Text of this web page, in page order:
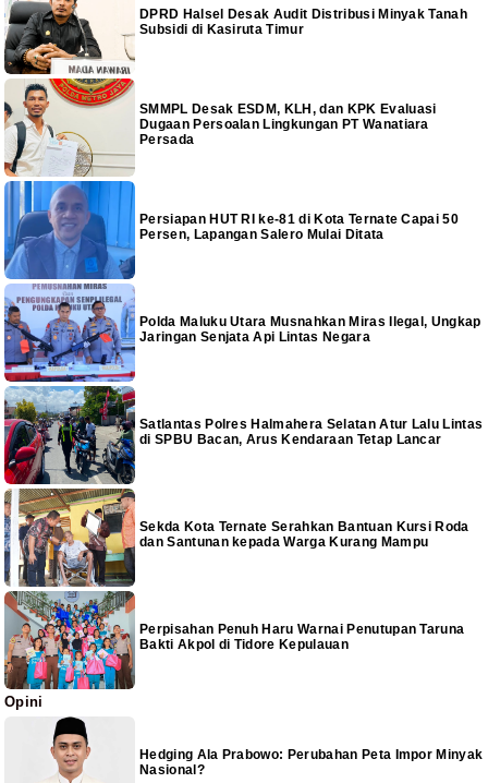
DPRD Halsel Desak Audit Distribusi Minyak Tanah
Subsidi di Kasiruta Timur
SMMPL Desak ESDM, KLH, dan KPK Evaluasi
Dugaan Persoalan Lingkungan PT Wanatiara
Persada
Persiapan HUT RI ke-81 di Kota Ternate Capai 50
Persen, Lapangan Salero Mulai Ditata
Polda Maluku Utara Musnahkan Miras Ilegal, Ungkap
Jaringan Senjata Api Lintas Negara
Satlantas Polres Halmahera Selatan Atur Lalu Lintas
di SPBU Bacan, Arus Kendaraan Tetap Lancar
Sekda Kota Ternate Serahkan Bantuan Kursi Roda
dan Santunan kepada Warga Kurang Mampu
Perpisahan Penuh Haru Warnai Penutupan Taruna
Bakti Akpol di Tidore Kepulauan
Opini
Hedging Ala Prabowo: Perubahan Peta Impor Minyak
Nasional?